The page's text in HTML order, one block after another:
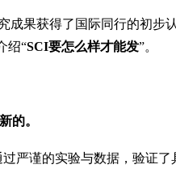
果获得了国际同行的初
绍“SCI要怎么样才能发”。
的。
严谨的实验与数据，验证